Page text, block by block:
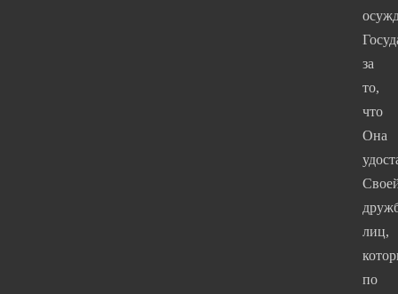
за
то,
что
Она
лиц,
по